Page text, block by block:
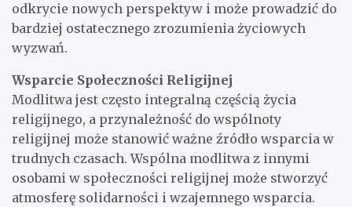
odkrycie nowych perspektyw i może prowadzić do
bardziej ostatecznego zrozumienia życiowych
wyzwań.
Wsparcie Społeczności Religijnej
Modlitwa jest często integralną częścią życia
religijnego, a przynależność do wspólnoty
religijnej może stanowić ważne źródło wsparcia w
trudnych czasach. Wspólna modlitwa z innymi
osobami w społeczności religijnej może stworzyć
atmosferę solidarności i wzajemnego wsparcia.